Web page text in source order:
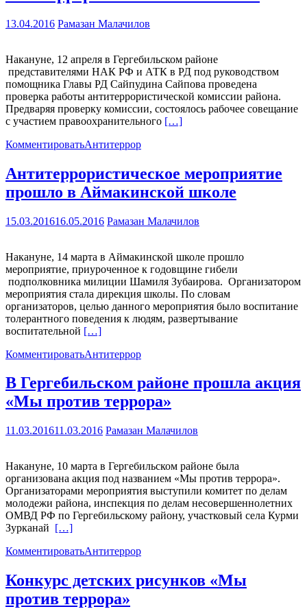
13.04.2016 Рамазан Малачилов
Накануне, 12 апреля в Гергебильском районе
представителями НАК РФ и АТК в РД под руководством
помощника Главы РД Сайпудина Сайпова проведена
проверка работы антитеррористической комиссии района.
Предваряя проверку комиссии, состоялось рабочее совещание
с участием правоохранительного […]
КомментироватьАнтитеррор
Антитеррористическое мероприятие
прошло в Аймакинской школе
15.03.201616.05.2016 Рамазан Малачилов
Накануне, 14 марта в Аймакинской школе прошло
мероприятие, приуроченное к годовщине гибели
подполковника милиции Шамиля Зубаирова. Организатором
мероприятия стала дирекция школы. По словам
организаторов, целью данного мероприятия было воспитание
толерантного поведения к людям, развертывание
воспитательной […]
КомментироватьАнтитеррор
В Гергебильском районе прошла акция
«Мы против террора»
11.03.201611.03.2016 Рамазан Малачилов
Накануне, 10 марта в Гергебильском районе была
организована акция под названием «Мы против террора».
Организаторами мероприятия выступили комитет по делам
молодежи района, инспекция по делам несовершеннолетних
ОМВД РФ по Гергебильскому району, участковый села Курми
Зурканай […]
КомментироватьАнтитеррор
Конкурс детских рисунков «Мы
против террора»